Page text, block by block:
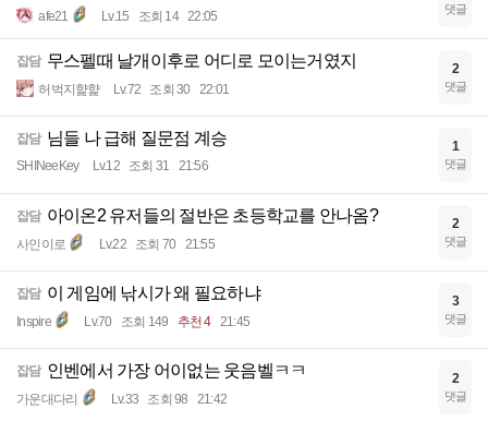
afe21 Lv.15 조회 14 22:05 댓글
잡담 무스펠때 날개이후로 어디로 모이는거였지
허벅지햝햝 Lv.72 조회 30 22:01
2
댓글
잡담 님들 나 급해 질문점 계승
SHINeeKey Lv.12 조회 31 21:56
1
댓글
잡담 아이온2 유저들의 절반은 초등학교를 안나옴?
사인이로 Lv.22 조회 70 21:55
2
댓글
잡담 이 게임에 낚시가 왜 필요하냐
Inspire Lv.70 조회 149 추천 4 21:45
3
댓글
잡담 인벤에서 가장 어이없는 웃음벨ㅋㅋ
가운대다리 Lv.33 조회 98 21:42
2
댓글